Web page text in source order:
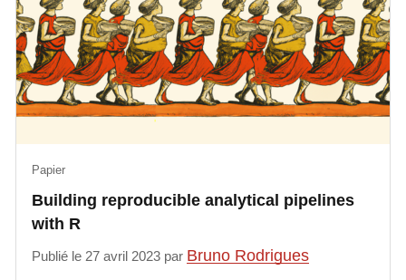
Building reproducible analytical pipelines
with R
Papier
Publié le 27 avril 2023 par Bruno Rodrigues